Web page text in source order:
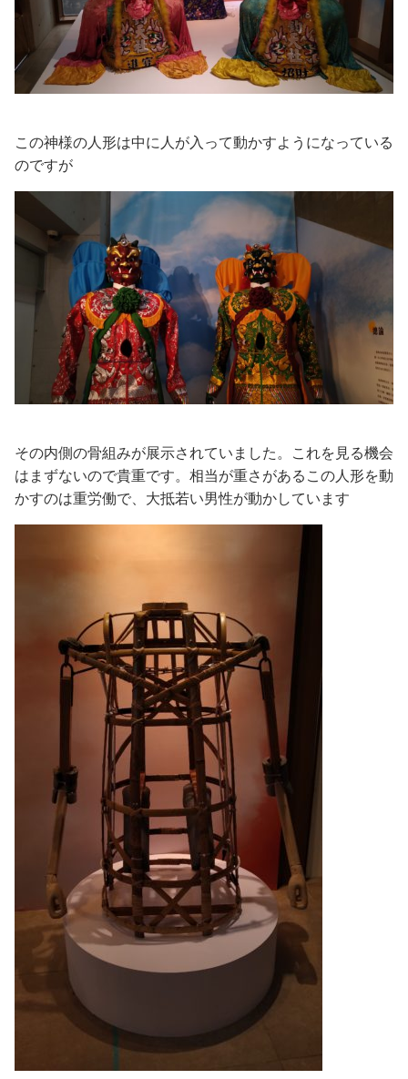
この神様の人形は中に人が入って動かすようになっている
のですが
その内側の骨組みが展示されていました。これを見る機会
はまずないので貴重です。相当が重さがあるこの人形を動
かすのは重労働で、大抵若い男性が動かしています